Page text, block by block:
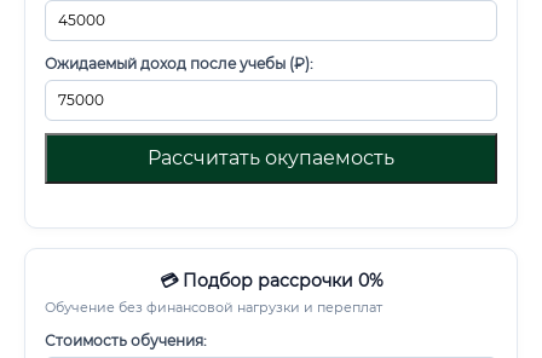
Ожидаемый доход после учебы (₽):
Рассчитать окупаемость
💳 Подбор рассрочки 0%
Обучение без финансовой нагрузки и переплат
Стоимость обучения: